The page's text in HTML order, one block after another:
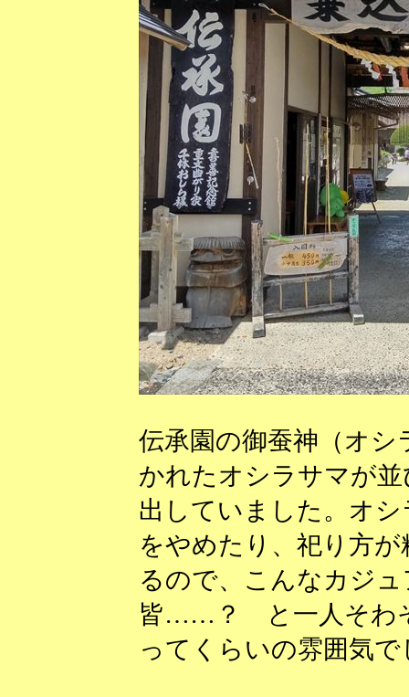
伝承園の御蚕神（オシ
かれたオシラサマが
出していました。オ
をやめたり、祀り方
るので、こんなカジ
皆……？ と一人そわ
ってくらいの雰囲気で